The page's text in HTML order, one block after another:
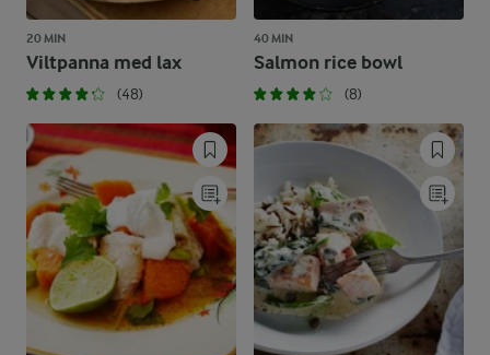
20 MIN
Viltpanna med lax
(48)
40 MIN
Salmon rice bowl
(8)